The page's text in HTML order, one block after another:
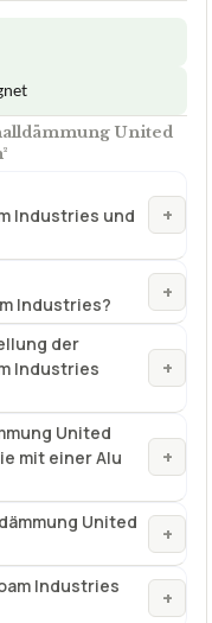
United
Industries und
+
Industries?
+
der
Industries
+
United
mit einer Alu
+
United
+
Industries
+